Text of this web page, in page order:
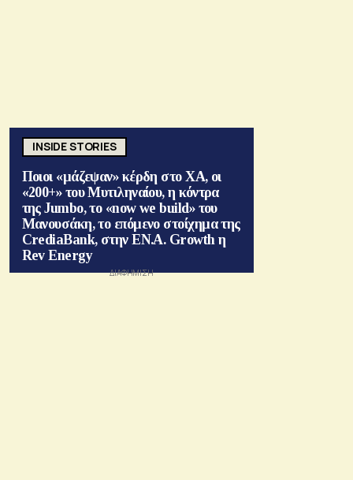
INSIDE STORIES
Ποιοι «μάζεψαν» κέρδη στο ΧΑ, οι
«200+» του Μυτιληναίου, η κόντρα
της Jumbo, το «now we build» του
Μανουσάκη, το επόμενο στοίχημα της
CrediaBank, στην ΕΝ.Α. Growth η
Rev Energy